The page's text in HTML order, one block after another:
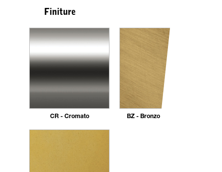
Finiture
CR - Cromato BZ - Bronzo Spazzolato